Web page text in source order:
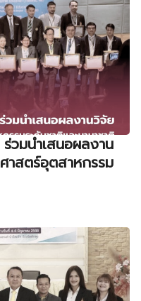
วมนำเสนอผลงาน
าสตร์อุตสาหกรรม